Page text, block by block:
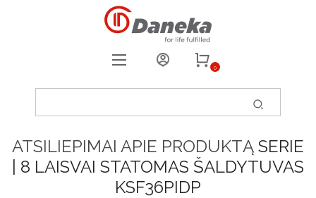
PATIKUSIOS PREKĖS 0
0
ATSILIEPIMAI APIE PRODUKTĄ SERIE
| 8 LAISVAI STATOMAS ŠALDYTUVAS
KSF36PIDP